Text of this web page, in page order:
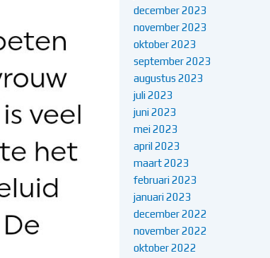
december 2023
november 2023
oktober 2023
september 2023
augustus 2023
juli 2023
juni 2023
mei 2023
april 2023
maart 2023
februari 2023
januari 2023
december 2022
november 2022
oktober 2022